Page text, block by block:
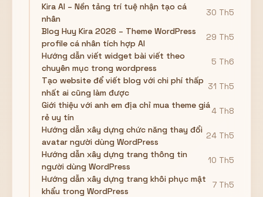
Kira AI – Nền tảng trí tuệ nhận tạo cá
nhân
30 Th5
Blog Huy Kira 2026 – Theme WordPress
profile cá nhân tích hợp AI
29 Th5
Hướng dẫn viết widget bài viết theo
chuyên mục trong wordpress
5 Th6
Tạo website để viết blog với chi phí thấp
nhất ai cũng làm được
31 Th5
Giới thiệu với anh em địa chỉ mua theme giá
rẻ uy tín
4 Th8
Hướng dẫn xây dựng chức năng thay đổi
avatar người dùng WordPress
24 Th5
Hướng dẫn xây dựng trang thông tin
người dùng WordPress
10 Th5
Hướng dẫn xây dựng trang khôi phục mật
khẩu trong WordPress
7 Th5